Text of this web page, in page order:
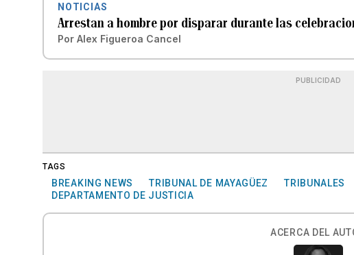
NOTICIAS
Arrestan a hombre por disparar durante las
Por Alex Figueroa Cancel
PUBLICIDAD
TAGS
BREAKING NEWS TRIBUNAL DE MAYAGÜEZ TRIBUNALES
DEPARTAMENTO DE JUSTICIA
ACERCA DEL